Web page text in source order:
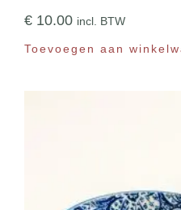
€ 10.00 incl. BTW
Toevoegen aan